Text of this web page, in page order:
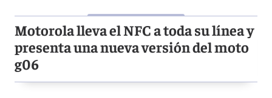
Motorola lleva el NFC a toda su línea y
presenta una nueva versión del moto
g06